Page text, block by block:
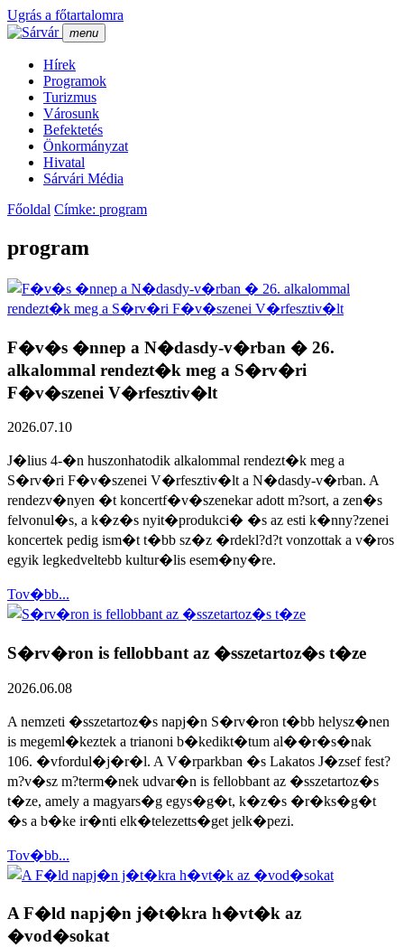
Ugrás a főtartalomra
menu
Hí­rek
Programok
Turizmus
Városunk
Befektetés
Önkormányzat
Hivatal
Sárvári Média
Főoldal Címke: program
program
F�v�s �nnep a N�dasdy-v�rban � 26.
alkalommal rendezt�k meg a S�rv�ri
F�v�szenei V�rfesztiv�lt
2026.07.10
J�lius 4-�n huszonhatodik alkalommal rendezt�k meg a
S�rv�ri F�v�szenei V�rfesztiv�lt a N�dasdy-v�rban. A
rendezv�nyen �t koncertf�v�szenekar adott m?sort, a zen�s
felvonul�s, a k�z�s nyit�produkci� �s az esti k�nny?zenei
koncertek pedig ism�t t�bb sz�z �rdekl?d?t vonzottak a v�ros
egyik legkedveltebb kultur�lis esem�ny�re.
Tov�bb...
S�rv�ron is fellobbant az �sszetartoz�s t�ze
2026.06.08
A nemzeti �sszetartoz�s napj�n S�rv�ron t�bb helysz�nen
is megeml�keztek a trianoni b�kedikt�tum al��r�s�nak
106. �vfordul�j�r�l. A V�rparkban �s Lakatos J�zsef fest?
m?v�sz m?term�nek udvar�n is fellobbant az �sszetartoz�s
t�ze, amely a magyars�g egys�g�t, k�z�s �r�ks�g�t
�s a b�ke ir�nti elk�telezetts�get jelk�pezi.
Tov�bb...
A F�ld napj�n j�t�kra h�vt�k az
�vod�sokat